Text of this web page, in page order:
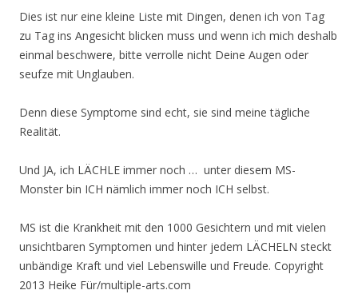
Dies ist nur eine kleine Liste mit Dingen, denen ich von Tag
zu Tag ins Angesicht blicken muss und wenn ich mich deshalb
einmal beschwere, bitte verrolle nicht Deine Augen oder
seufze mit Unglauben.
Denn diese Symptome sind echt, sie sind meine tägliche
Realität.
Und JA, ich LÄCHLE immer noch … unter diesem MS-
Monster bin ICH nämlich immer noch ICH selbst.
MS ist die Krankheit mit den 1000 Gesichtern und mit vielen
unsichtbaren Symptomen und hinter jedem LÄCHELN steckt
unbändige Kraft und viel Lebenswille und Freude. Copyright
2013 Heike Für/multiple-arts.com